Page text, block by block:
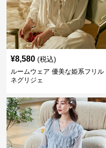
¥8,580 (税込)
ルームウェア 優美な姫系フリル
ネグリジェ